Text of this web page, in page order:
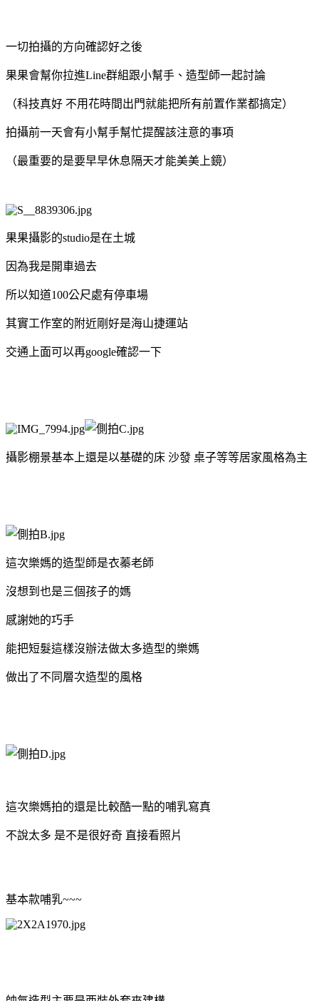
一切拍攝的方向確認好之後
果果會幫你拉進Line群組跟小幫手、造型師一起討論
（科技真好 不用花時間出門就能把所有前置作業都搞定）
拍攝前一天會有小幫手幫忙提醒該注意的事項
（最重要的是要早早休息隔天才能美美上鏡）
果果攝影的studio是在土城
因為我是開車過去
所以知道100公尺處有停車場
其實工作室的附近剛好是海山捷運站
交通上面可以再google確認一下
攝影棚景基本上還是以基礎的床 沙發 桌子等等居家風格為主
這次樂媽的造型師是衣蓁老師
沒想到也是三個孩子的媽
感謝她的巧手
能把短髮這樣沒辦法做太多造型的樂媽
做出了不同層次造型的風格
這次樂媽拍的還是比較酷一點的哺乳寫真
不說太多 是不是很好奇 直接看照片
基本款哺乳~~~